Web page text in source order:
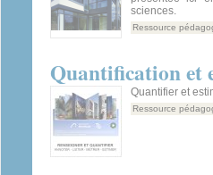
sciences.
Ressource
Quantification et
Quantifier et
Ressource